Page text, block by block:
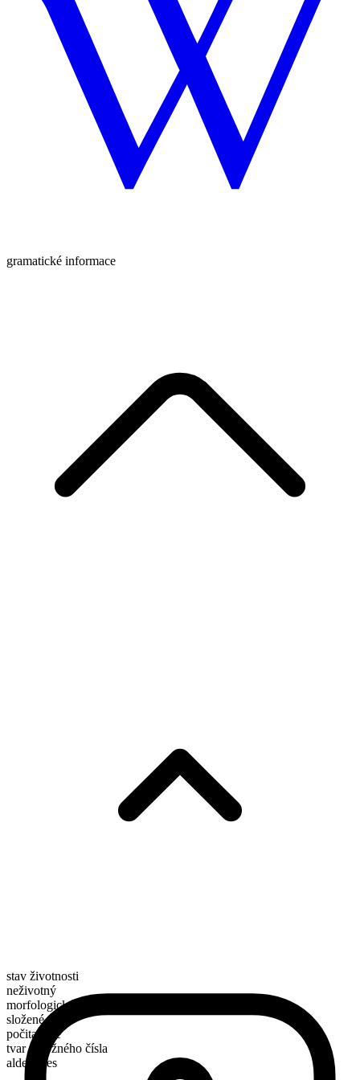
gramatické informace
stav životnosti
neživotný
morfologické složení
složené
počitatelné
tvar množného čísla
aldehydes